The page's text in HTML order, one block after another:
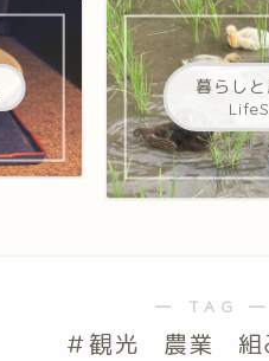
暮らし
― TAG ―
＃観光 農業 組